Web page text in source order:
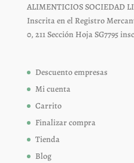
ALIMENTICIOS SOCIEDAD
Inscrita en el Registro
0, 211 Sección Hoja SG7795
Descuento empresas
Mi cuenta
Carrito
Finalizar compra
Tienda
Blog